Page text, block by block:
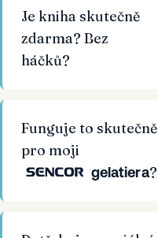
Je kniha skutečně
zdarma? Bez
háčků?
Funguje to skutečně
pro moji
gelatiera?